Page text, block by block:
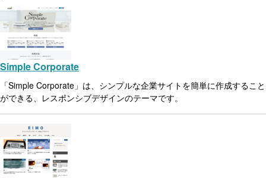
Simple Corporate
「Simple Corporate」は、シンプルな企業サイトを簡単に作成すること
ができる、レスポンシブデザインのテーマです。